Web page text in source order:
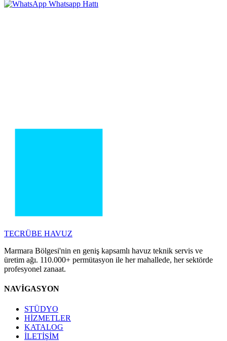
Whatsapp Hattı
TECRÜBE HAVUZ
Marmara Bölgesi'nin en geniş kapsamlı havuz teknik servis ve
üretim ağı. 110.000+ permütasyon ile her mahallede, her sektörde
profesyonel zanaat.
NAVİGASYON
STÜDYO
HİZMETLER
KATALOG
İLETİŞİM